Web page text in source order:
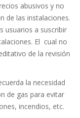
abusivos y no
de las instalaciones.
usuarios a suscribir
El cual no
de la revisión
la necesidad
de gas para evitar
incendios, etc.